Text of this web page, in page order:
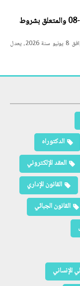
قانون رقم 26-12 يعدل ويتمم القانون رقم 04-08 والمتعلق بشروط
قانون رقم 26-12 مؤرخ في 22 ذي الحجة عام 1447 الموافق 8 يونيو سنة 2026، يعدل
الدكتوراه
العقد الإلكتروني
القانون الإداري
القانون الجبائي
الإنساني